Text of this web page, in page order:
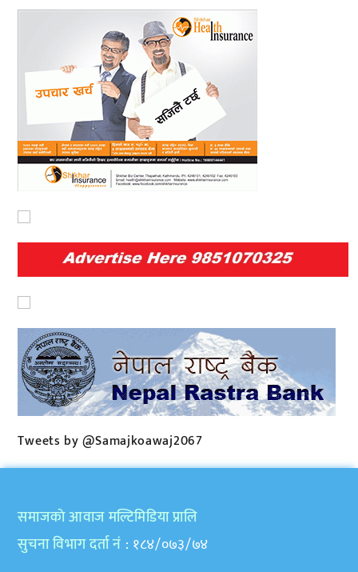
Tweets by @Samajkoawaj2067
समाजकाे आवाज मल्टिमिडिया प्रालि
सुचना विभाग दर्ता नं : १८४/०७३/७४